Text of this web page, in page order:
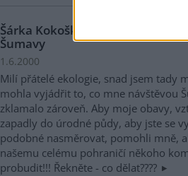
Šárka Kokošková: Kůrovec není
Šumavy
1.6.2000
Milí přátelé ekologie, snad jsem tady
mohla vyjádřit to, co mne návštěvou
zklamalo zároveň. Aby moje obavy,
zapadly do úrodné půdy, aby jste se
podobné nasměrovat, pomohli mně,
našemu celému pohraničí někoho
probudit!!! Řekněte - co dělat????